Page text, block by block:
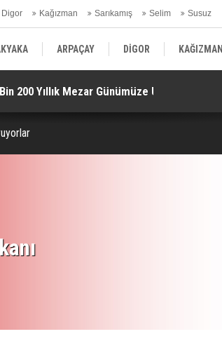
Digor Kağızman Sarıkamış Selim Susuz
ARPAÇAY DİGOR KAĞIZMAN
KARS GÜNDEM
200 Yıllık Mezar Günümüze Ulaştı!